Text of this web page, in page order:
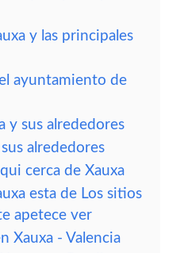
y las principales
ayuntamiento de
y sus alrededores
alrededores
cerca de Xauxa
esta de Los sitios
apetece ver
Xauxa - Valencia